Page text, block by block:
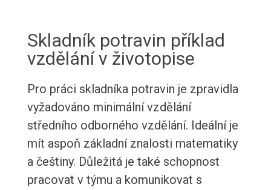
Skladník potravin příklad
vzdělání v životopise
Pro práci skladníka potravin je zpravidla
vyžadováno minimální vzdělání
středního odborného vzdělání. Ideální je
mít aspoň základní znalosti matematiky
a češtiny. Důležitá je také schopnost
pracovat v týmu a komunikovat s